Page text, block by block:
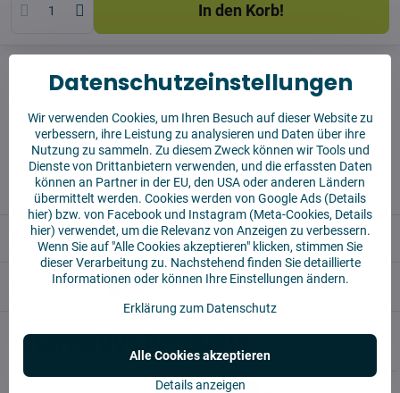
In den Korb!
✅ Sofort versandfertig
✅ KOSTENLOSE Lieferung ab 55 EUR
✅14 Tage für die Rücksendung der Ware
Beschreibung
Bewertungen 0
Alternative Produkte
Datenschutzeinstellungen
Wir verwenden Cookies, um Ihren Besuch auf dieser Website zu
verbessern, ihre Leistung zu analysieren und Daten über ihre
Nutzung zu sammeln. Zu diesem Zweck können wir Tools und
Dienste von Drittanbietern verwenden, und die erfassten Daten
können an Partner in der EU, den USA oder anderen Ländern
übermittelt werden. Cookies werden von Google Ads (Details
hier) bzw. von Facebook und Instagram (Meta-Cookies, Details
hier) verwendet, um die Relevanz von Anzeigen zu verbessern.
Wenn Sie auf "Alle Cookies akzeptieren" klicken, stimmen Sie
dieser Verarbeitung zu. Nachstehend finden Sie detaillierte
Informationen oder können Ihre Einstellungen ändern.
Erklärung zum Datenschutz
Details anzeigen
Alle Cookies akzeptieren